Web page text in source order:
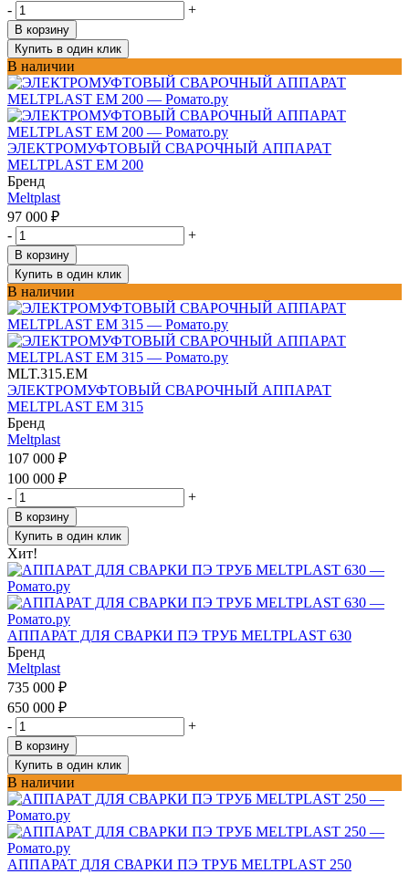
-
+
В корзину
Купить в один клик
В наличии
ЭЛЕКТРОМУФТОВЫЙ СВАРОЧНЫЙ АППАРАТ
MELTPLAST EM 200
Бренд
Meltplast
97 000 ₽
-
+
В корзину
Купить в один клик
В наличии
MLT.315.EM
ЭЛЕКТРОМУФТОВЫЙ СВАРОЧНЫЙ АППАРАТ
MELTPLAST EM 315
Бренд
Meltplast
107 000 ₽
100 000 ₽
-
+
В корзину
Купить в один клик
Хит!
АППАРАТ ДЛЯ СВАРКИ ПЭ ТРУБ MELTPLAST 630
Бренд
Meltplast
735 000 ₽
650 000 ₽
-
+
В корзину
Купить в один клик
В наличии
АППАРАТ ДЛЯ СВАРКИ ПЭ ТРУБ MELTPLAST 250